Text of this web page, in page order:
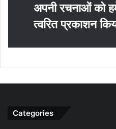
अपनी रचनाओं को
त्‍वरित प्रकाशन
Categories